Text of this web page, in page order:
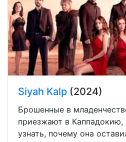
Siyah Kalp (2024)
Брошенные в
приезжают в Каппадокию,
узнать, почему она